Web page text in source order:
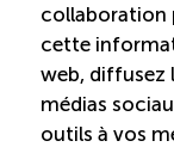
collaboration
cette
web, diffusez
médias
outils à vos